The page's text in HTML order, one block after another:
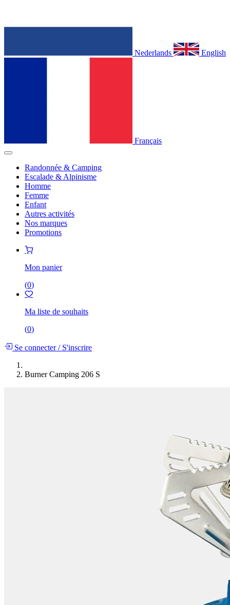
Nederlands English
Français
Randonnée & Camping
Escalade & Alpinisme
Homme
Femme
Enfant
Autres activités
Nos marques
Promotions
Mon panier
(0)
Ma liste de souhaits
(0)
Se connecter/S'inscrire
Burner Camping 206 S